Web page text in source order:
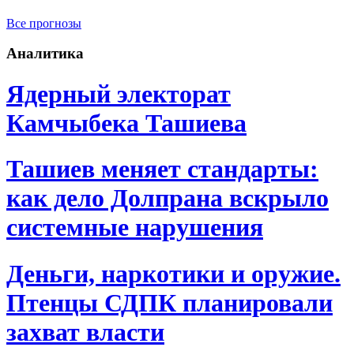
Все прогнозы
Аналитика
Ядерный электорат
Камчыбека Ташиева
Ташиев меняет стандарты:
как дело Долпрана вскрыло
системные нарушения
Деньги, наркотики и оружие.
Птенцы СДПК планировали
захват власти